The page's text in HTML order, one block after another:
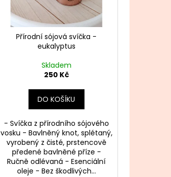
Přírodní sójová svíčka -
eukalyptus
Skladem
250 Kč
DO KOŠÍKU
- Svíčka z přírodního sójového
vosku - Bavlněný knot, splétaný,
vyrobený z čisté, prstencově
předené bavlněné příze -
Ručně odlévaná - Esenciální
oleje - Bez škodlivých...